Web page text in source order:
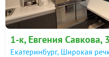
в продаже
Показать всю историю: 30
1-к, Евгения Савкова,
Екатеринбург, Широкая